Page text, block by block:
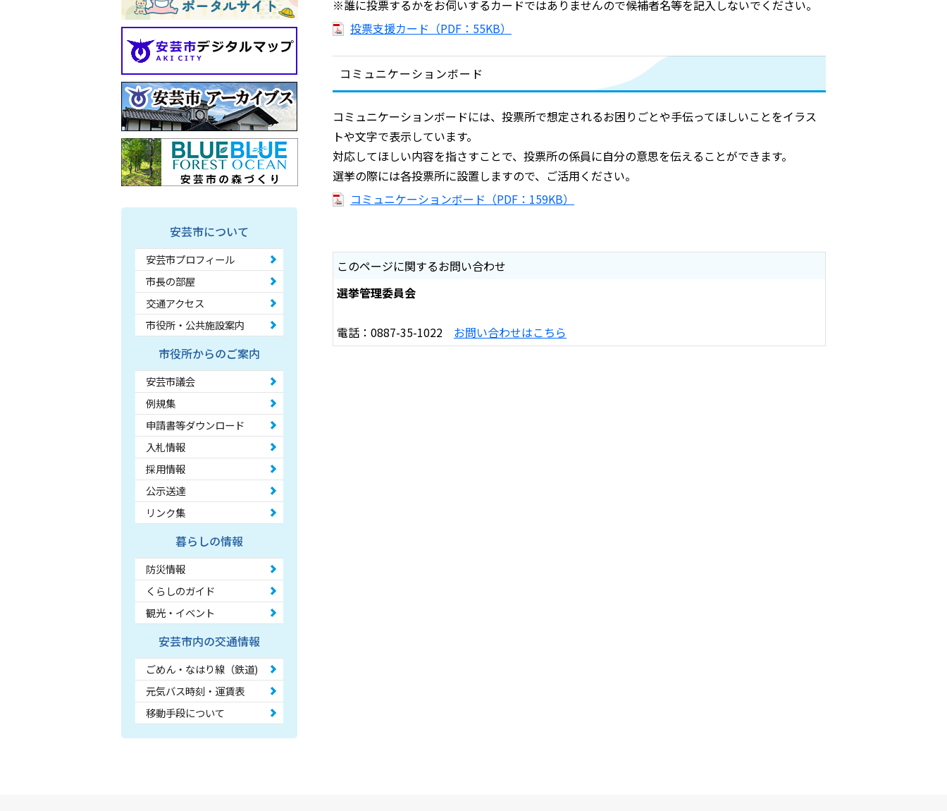
※誰に投票するかをお伺いするカードではありませんので候補者名等を記入しないでください。
投票支援カード（PDF：55KB）
コミュニケーションボード
コミュニケーションボードには、投票所で想定されるお困りごとや手伝ってほしいことをイラス
トや文字で表示しています。
対応してほしい内容を指さすことで、投票所の係員に自分の意思を伝えることができます。
選挙の際には各投票所に設置しますので、ご活用ください。
コミュニケーションボード（PDF：159KB）
このページに関するお問い合わせ
選挙管理委員会
電話：0887-35-1022 お問い合わせはこちら
安芸市について
安芸市プロフィール
市長の部屋
交通アクセス
市役所・公共施設案内
市役所からのご案内
安芸市議会
例規集
申請書等ダウンロード
入札情報
採用情報
公示送達
リンク集
暮らしの情報
防災情報
くらしのガイド
観光・イベント
安芸市内の交通情報
ごめん・なはり線（鉄道)
元気バス時刻・運賃表
移動手段について